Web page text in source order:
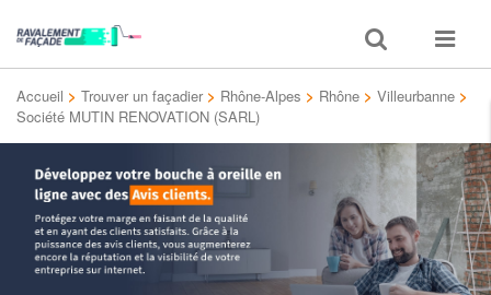
Toggle
search
Toggle
Accueil > Trouver un façadier > Rhône-Alpes > Rhône > Villeurbanne >
Société MUTIN RENOVATION (SARL)